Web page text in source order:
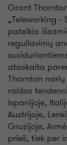
Grant
„Teleworking
pateikia
reguliavimų
ataskaita
Thornton
raidos
Ispanijoje,
Austrijoje,
Gruzijoje,
prieš, tiek per